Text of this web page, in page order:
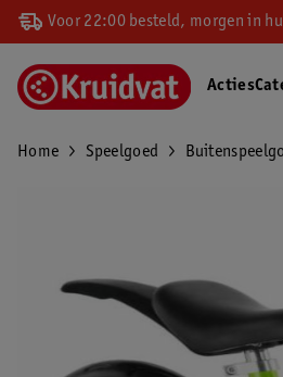
Voor 22:00 besteld, morgen in
Acties
Home Speelgoed